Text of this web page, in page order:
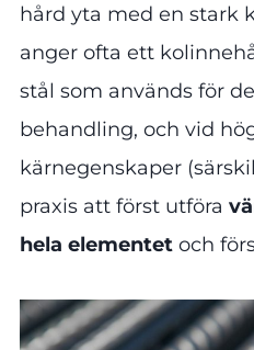
hård yta med en stark
anger ofta ett
stål som används för
behandling, och vid
kärnegenskaper
praxis att först utföra
hela elementet och